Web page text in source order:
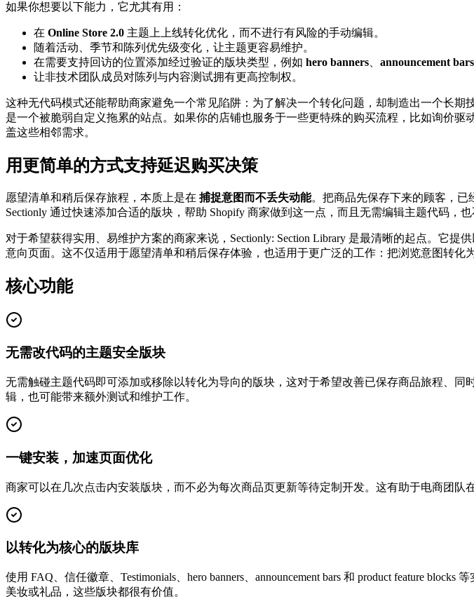
如果你想要以下能力，它尤其有用：
在 Online Store 2.0 主题上上线转化优化，而不进行有风险的手动编辑。
随着活动、季节和陈列优先级变化，让主题更容易维护。
在需要支持回访的位置添加经过验证的版块类型，例如 hero banners announcement bars
让非技术团队成员对陈列与内容测试拥有更高控制权。
这种无代码模式还能帮助商家避免一个常见陷阱：为了解决一个转化问题，却制造出一个长
是一个被脆弱自定义拖累的站点。如果你的店铺也服务于一些更特殊的购买流程，比如询价驱
盖这些相邻需求。
用更简单的方式支持延迟购买决策
愿望清单和稍后保存旅程，本质上是在 捕捉意图而不丢失动能。把商品先保存下来的顾客，已
Sectionly 通过快速添加合适的版块，帮助 Shopify 商家做到这一点，而且无需编辑主题代码，也
对于希望获得实用、易维护方案的商家来说，Sectionly: Section Library 是最清晰的起点。它
意向页面。这不仅适用于愿望清单和稍后保存体验，也适用于更广泛的工作：把浏览意图转化
核心功能
无需改代码的主题安全版块
无需触碰主题代码即可添加或移除以转化为导向的版块，这对于希望改善已保存商品旅程、
辑，也可能带来额外测试和维护工作。
一键安装，加速页面优化
商家可以在几次点击内安装版块，而不必为每次商品页更新等待定制开发。这有助于电商团队
以转化为核心的版块库
使用 FAQ、信任徽章、Testimonials、hero banners、announcement bars 和 product feature
美妆或礼品，这些版块都很有价值。